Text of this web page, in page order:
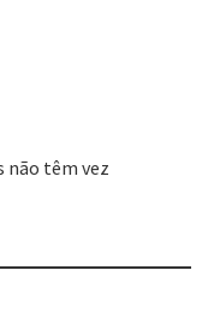
não têm vez